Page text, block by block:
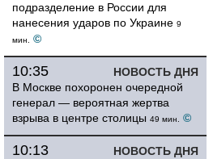
подразделение в России для
нанесения ударов по Украине 9
мин.
©
НОВОСТЬ ДНЯ
10:35
В Москве похоронен очередной
генерал — вероятная жертва
взрыва в центре столицы 49 мин. ©
НОВОСТЬ ДНЯ
10:13